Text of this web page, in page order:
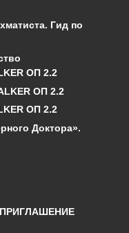
Гид по
ОП 2.2
ОП 2.2
ОП 2.2
Доктора».